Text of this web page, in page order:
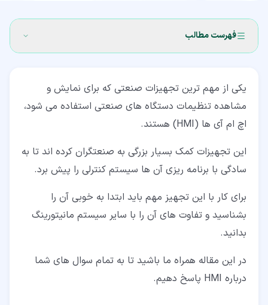
فهرست مطالب
۲‏- تفاوت مانیتورینگ با SCADA و HMI
۲‏-‏۱‏- سیستم مانیتورینگ (Monitoring)
۳‏- آموزش اچ ام آی
۴‏- آموزش اچ ام آی زیمنس
۴‏-‏۱‏- اچ ام آی 1200 زیمنس
۵‏-‏۱‏- نرم افزار CX-Designer
یکی از مهم ترین تجهیزات صنعتی که برای نمایش و
مشاهده تنظیمات دستگاه های صنعتی استفاده می شود،
اچ ام آی ها (HMI) هستند.
این تجهیزات کمک بسیار بزرگی به صنعتگران کرده اند تا به
سادگی با برنامه ریزی آن ها سیستم کنترلی را پیش برد.
برای کار با این تجهیز مهم باید ابتدا به خوبی آن را
بشناسید و تفاوت های آن را با سایر سیستم مانیتورینگ
بدانید.
در این مقاله همراه ما باشید تا به تمام سوال های شما
درباره HMI پاسخ دهیم.